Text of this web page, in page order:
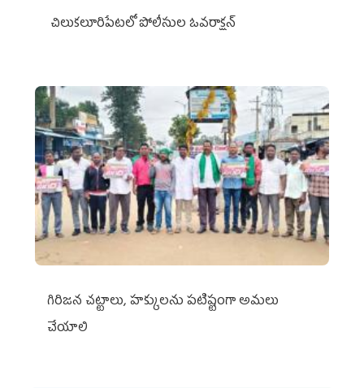
చిలుక‌లూరిపేట‌లో పోలీసుల ఓవ‌రాక్ష‌న్‌
గిరిజన చట్టాలు, హక్కులను పటిష్టంగా అమలు
చేయాలి